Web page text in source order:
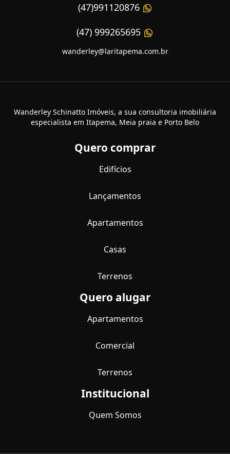
(47)991120876
(47) 999265695
wanderley@laritapema.com.br
Wanderley Schinatto Imóveis, a sua consultoria imobiliária
especialista em Itapema, Meia praia e Porto Belo
Quero comprar
Edifícios
Lançamentos
Apartamentos
Casas
Terrenos
Quero alugar
Apartamentos
Comercial
Terrenos
Institucional
Quem Somos